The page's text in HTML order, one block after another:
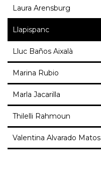
Laura Arensburg
Llapispanc
Lluc Baños Aixalà
Marina Rubio
Marla Jacarilla
Thilelli Rahmoun
Valentina Alvarado Matos